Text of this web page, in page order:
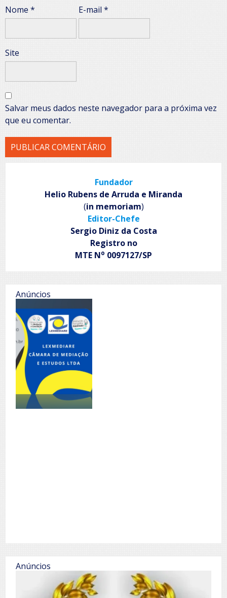
Nome * E-mail *
Site
Salvar meus dados neste navegador para a próxima vez
que eu comentar.
Fundador
Helio Rubens de Arruda e Miranda
(in memoriam)
Editor-Chefe
Sergio Diniz da Costa
Registro no
MTE No 0097127/SP
Anúncios
Anúncios